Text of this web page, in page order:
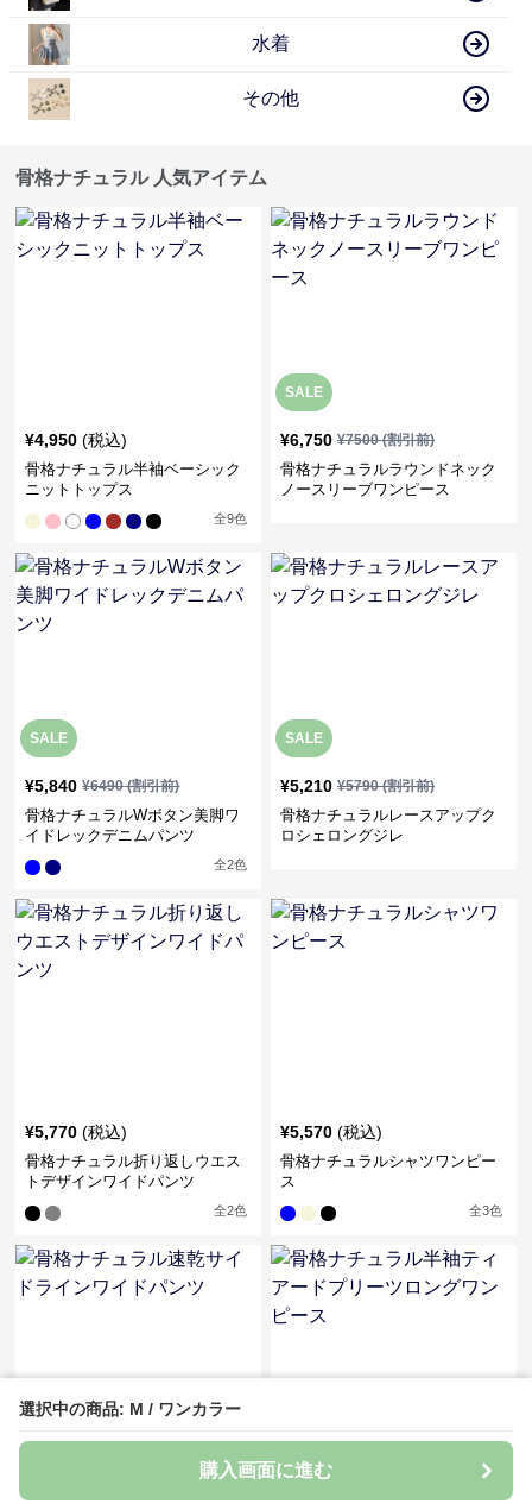
選択中の商品: M / ワンカラー
購入画面に進む
水着
その他
骨格ナチュラル 人気アイテム
¥4,950 (税込)
骨格ナチュラル半袖ベーシック
ニットトップス
全9色
SALE
¥6,750 ¥7500(割引前)
骨格ナチュラルラウンドネック
ノースリーブワンピース
SALE
¥5,840 ¥6490(割引前)
骨格ナチュラルWボタン美脚ワ
イドレックデニムパンツ
全2色
SALE
¥5,210 ¥5790(割引前)
骨格ナチュラルレースアップク
ロシェロングジレ
¥5,770 (税込)
骨格ナチュラル折り返しウエス
トデザインワイドパンツ
全2色
¥5,570 (税込)
骨格ナチュラルシャツワンピー
ス
全3色
骨格ナチュラル速乾サイドライ
¥5,440
骨格ナチュラル半袖ティアード